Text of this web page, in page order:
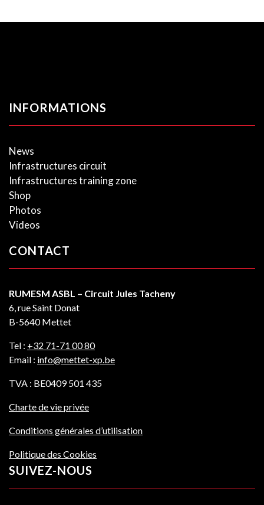
INFORMATIONS
News
Infrastructures circuit
Infrastructures training zone
Shop
Photos
Videos
CONTACT
RUMESM ASBL – Circuit Jules Tacheny
6, rue Saint Donat
B-5640 Mettet
Tel : +32 71-71 00 80
Email : info@mettet-xp.be
TVA : BE0409 501 435
Charte de vie privée
Conditions générales d’utilisation
Politique des Cookies
SUIVEZ-NOUS